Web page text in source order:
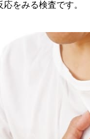
をみる検査です。